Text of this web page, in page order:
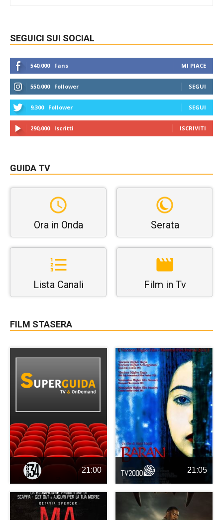
SEGUICI SUI SOCIAL
540,000 Fans MI PIACE
550,000 Follower SEGUI
9,300 Follower SEGUI
290,000 Iscritti ISCRIVITI
GUIDA TV
Ora in Onda Serata
Lista Canali Film in Tv
FILM STASERA
21:00 21:05